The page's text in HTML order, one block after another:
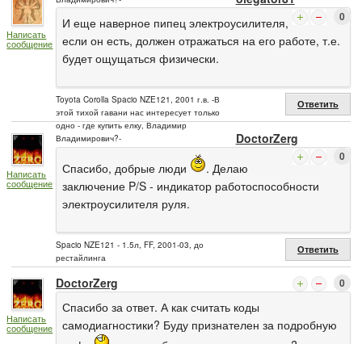
Написать
сообщение
0
И еще наверное пипец электроусилителя,
если он есть, должен отражаться на его работе, т.е.
будет ощущаться физически.
Toyota Corolla Spacio NZE121, 2001 г.в. -В
этой тихой гавани нас интересует только
одно - где купить елку, Владимир
Владимирович?-
Ответить
Написать
сообщение
DoctorZerg
0
Спасибо, добрые люди
. Делаю
заключение P/S - индикатор работоспособности
электроусилителя руля.
Spacio NZE121 - 1.5л, FF, 2001-03, до
рестайлинга
Ответить
Написать
сообщение
DoctorZerg 0
Спасибо за ответ. А как считать коды
самодиагностики? Буду признателен за подробную